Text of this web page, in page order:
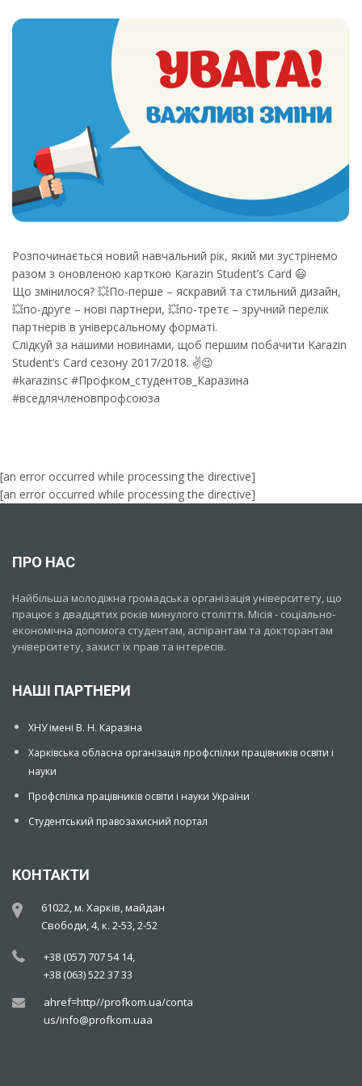
Розпочинається новий навчальний рік, який ми зустрінемо
разом з оновленою карткою Karazin Student’s Card 😃
Що змінилося? 💥По-перше – яскравий та стильний дизайн,
💥по-друге – нові партнери, 💥по-третє – зручний перелік
партнерів в універсальному форматі.
Слідкуй за нашими новинами, щоб першим побачити Karazin
Student’s Card сезону 2017/2018. ✌😉
#karazinsc #Профком_студентов_Каразина
#вседлячленовпрофсоюза
[an error occurred while processing the directive]
[an error occurred while processing the directive]
ПРО НАС
Найбільша молодіжна громадська організація університету, що
працює з двадцятих років минулого століття. Місія - соціально-
економічна допомога студентам, аспірантам та докторантам
університету, захист їх прав та інтересів.
НАШІ ПАРТНЕРИ
ХНУ імені В. Н. Каразіна
Харківська обласна організація профспілки працівників освіти і
науки
Профспілка працівників освіти і науки України
Студентський правозахисний портал
КОНТАКТИ
61022, м. Харків, майдан
Свободи, 4, к. 2-53, 2-52
+38 (057) 707 54 14,
+38 (063) 522 37 33
ahref=http//profkom.ua/contact-
us/info@profkom.uaa